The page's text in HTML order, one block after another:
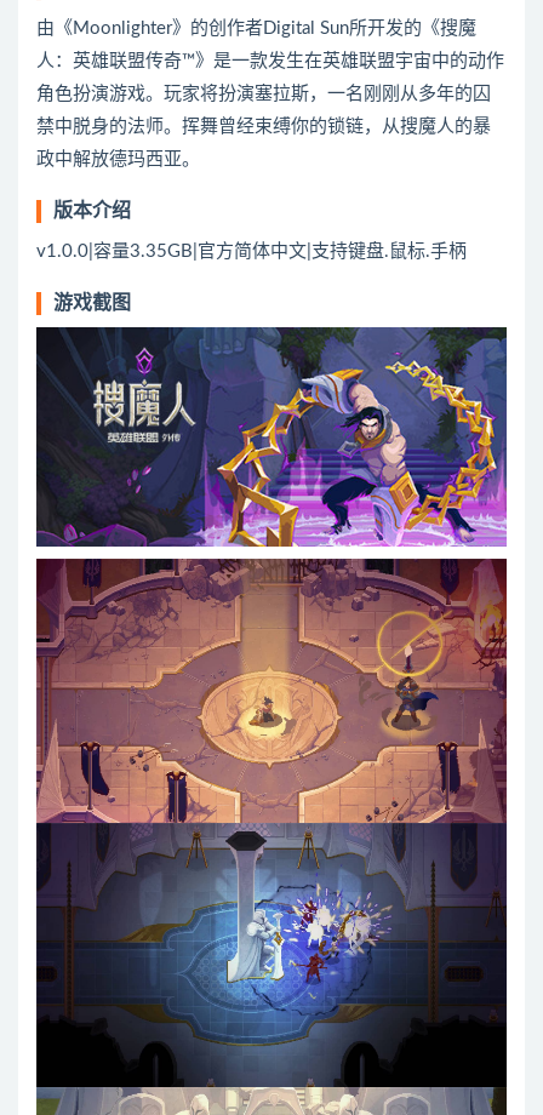
由《Moonlighter》的创作者Digital Sun所开发的《搜魔
人：英雄联盟传奇™》是一款发生在英雄联盟宇宙中的动作
角色扮演游戏。玩家将扮演塞拉斯，一名刚刚从多年的囚
禁中脱身的法师。挥舞曾经束缚你的锁链，从搜魔人的暴
政中解放德玛西亚。
版本介绍
v1.0.0|容量3.35GB|官方简体中文|支持键盘.鼠标.手柄
游戏截图